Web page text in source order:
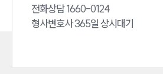
전화상담 1660-0124
형사변호사 365일 상시대기